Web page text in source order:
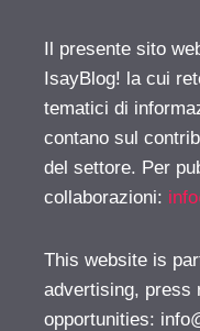
Il presente sito
IsayBlog! la cui
tematici di
contano sul
del settore. Per
collaborazioni:
This website is
advertising, press
opportunities: